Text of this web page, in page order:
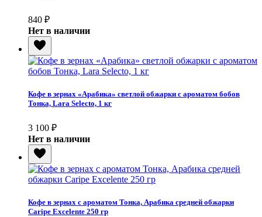
840 ₽
Нет в наличии
Кофе в зернах «Арабика» светлой обжарки с ароматом бобов
Тонка, Lara Selecto, 1 кг
3 100 ₽
Нет в наличии
Кофе в зернах с ароматом Тонка, Арабика средней обжарки
Caripe Excelente 250 гр